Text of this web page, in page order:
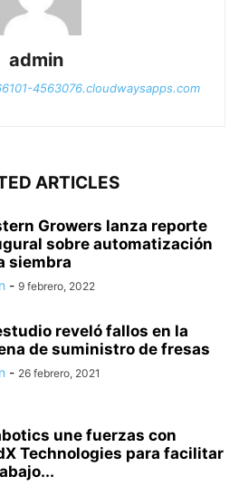
admin
4563076.cloudwaysapps.com
ARTICLES
Growers lanza reporte
sobre automatización
siembra
- 9 febrero, 2022
reveló fallos en la
de suministro de fresas
- 26 febrero, 2021
une fuerzas con
Technologies para facilitar